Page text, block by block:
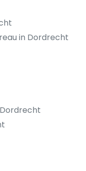
in Dordrecht